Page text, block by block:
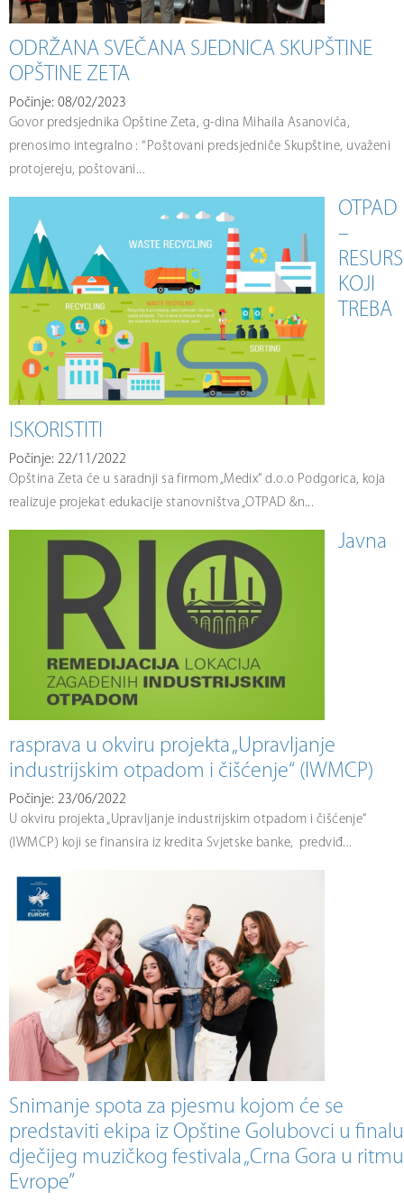
ODRŽANA SVEČANA SJEDNICA SKUPŠTINE
OPŠTINE ZETA
Počinje: 08/02/2023
Govor predsjednika Opštine Zeta, g-dina Mihaila Asanovića,
prenosimo integralno : "Poštovani predsjedniče Skupštine, uvaženi
protojereju, poštovani...
OTPAD
–
RESURS
KOJI
TREBA
ISKORISTITI
Počinje: 22/11/2022
Opština Zeta će u saradnji sa firmom „Medix“ d.o.o Podgorica, koja
realizuje projekat edukacije stanovništva „OTPAD &n...
Javna
rasprava u okviru projekta „Upravljanje
industrijskim otpadom i čišćenje“ (IWMCP)
Počinje: 23/06/2022
U okviru projekta „Upravljanje industrijskim otpadom i čišćenje“
(IWMCP) koji se finansira iz kredita Svjetske banke, predviđ...
Snimanje spota za pjesmu kojom će se
predstaviti ekipa iz Opštine Golubovci u finalu
dječijeg muzičkog festivala „Crna Gora u ritmu
Evrope”